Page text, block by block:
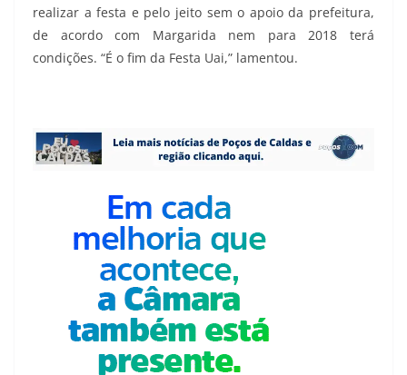
realizar a festa e pelo jeito sem o apoio da prefeitura,
de acordo com Margarida nem para 2018 terá
condições. “É o fim da Festa Uai,” lamentou.